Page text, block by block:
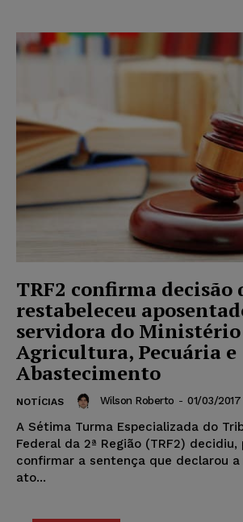
TRF2 confirma decisão
restabeleceu
servidora do
Agricultura, Pecuária e
Abastecimento
NOTÍCIAS Wilson Roberto - 01/03/2017
A Sétima Turma Especializada do
Federal da 2ª Região (TRF2)
confirmar a sentença que declarou
ato...